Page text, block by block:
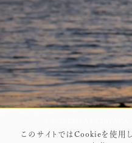
このサイトではCookieを使用